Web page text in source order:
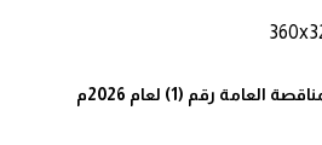
رقم (1) لعام 2026م